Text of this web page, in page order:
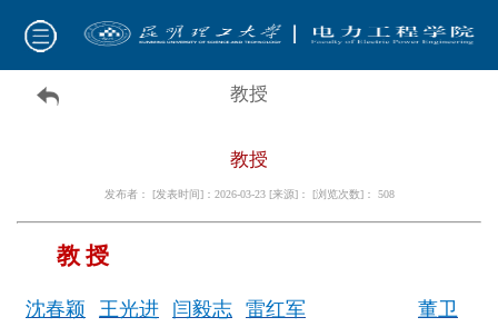
教授
教授
发布者： [发表时间]：2026-03-23 [来源]： [浏览次数]： 508
教 授
沈春颖 王光进 闫毅志 雷红军 董卫